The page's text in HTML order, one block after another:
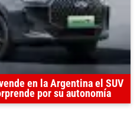
en la Argentina el SUV
por su autonomía